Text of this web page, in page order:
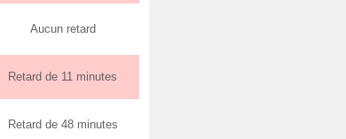
Aucun retard
Retard de 11 minutes
Retard de 48 minutes